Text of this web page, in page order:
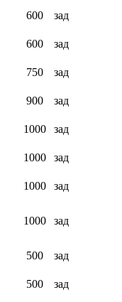
600 зад
600 зад
750 зад
900 зад
1000 зад
1000 зад
1000 зад
1000 зад
500 зад
500 зад